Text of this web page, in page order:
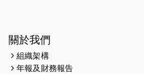
2026-05-28
2026-05-22
關於我們
組織架構
年報及財務報告